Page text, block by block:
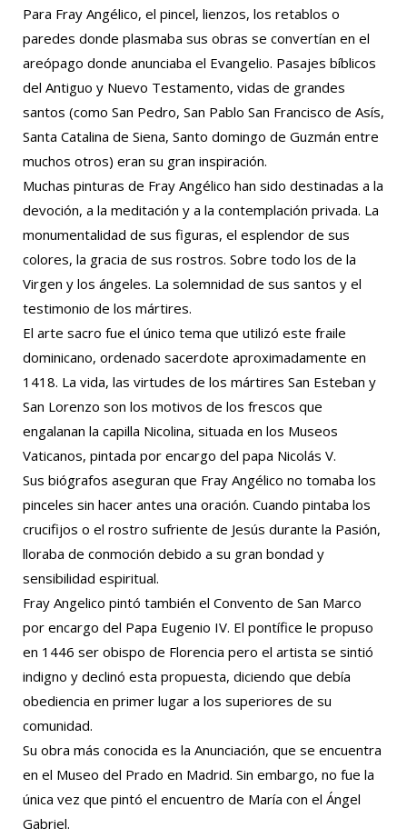
Para Fray Angélico, el pincel, lienzos, los retablos o
paredes donde plasmaba sus obras se convertían en el
areópago donde anunciaba el Evangelio. Pasajes bíblicos
del Antiguo y Nuevo Testamento, vidas de grandes
santos (como San Pedro, San Pablo San Francisco de Asís,
Santa Catalina de Siena, Santo domingo de Guzmán entre
muchos otros) eran su gran inspiración.
Muchas pinturas de Fray Angélico han sido destinadas a la
devoción, a la meditación y a la contemplación privada. La
monumentalidad de sus figuras, el esplendor de sus
colores, la gracia de sus rostros. Sobre todo los de la
Virgen y los ángeles. La solemnidad de sus santos y el
testimonio de los mártires.
El arte sacro fue el único tema que utilizó este fraile
dominicano, ordenado sacerdote aproximadamente en
1418. La vida, las virtudes de los mártires San Esteban y
San Lorenzo son los motivos de los frescos que
engalanan la capilla Nicolina, situada en los Museos
Vaticanos, pintada por encargo del papa Nicolás V.
Sus biógrafos aseguran que Fray Angélico no tomaba los
pinceles sin hacer antes una oración. Cuando pintaba los
crucifijos o el rostro sufriente de Jesús durante la Pasión,
lloraba de conmoción debido a su gran bondad y
sensibilidad espiritual.
Fray Angelico pintó también el Convento de San Marco
por encargo del Papa Eugenio IV. El pontífice le propuso
en 1446 ser obispo de Florencia pero el artista se sintió
indigno y declinó esta propuesta, diciendo que debía
obediencia en primer lugar a los superiores de su
comunidad.
Su obra más conocida es la Anunciación, que se encuentra
en el Museo del Prado en Madrid. Sin embargo, no fue la
única vez que pintó el encuentro de María con el Ángel
Gabriel.